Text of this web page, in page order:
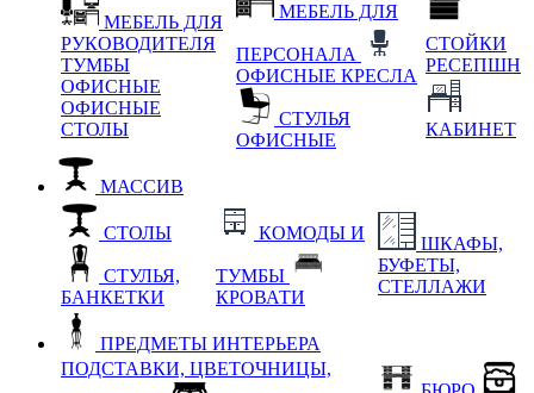
МЕБЕЛЬ ДЛЯ
РУКОВОДИТЕЛЯ
ТУМБЫ
ОФИСНЫЕ
ОФИСНЫЕ
СТОЛЫ
МЕБЕЛЬ ДЛЯ
ПЕРСОНАЛА
ОФИСНЫЕ КРЕСЛА
СТУЛЬЯ
ОФИСНЫЕ
СТОЙКИ
РЕСЕПШН
КАБИНЕТ
МАССИВ
СТОЛЫ
СТУЛЬЯ,
БАНКЕТКИ
КОМОДЫ И
ТУМБЫ
КРОВАТИ
ШКАФЫ,
БУФЕТЫ,
СТЕЛЛАЖИ
ПРЕДМЕТЫ ИНТЕРЬЕРА
ПОДСТАВКИ, ЦВЕТОЧНИЦЫ,